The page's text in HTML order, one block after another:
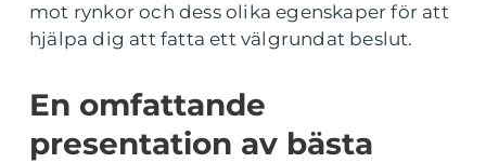
mot rynkor och dess olika egenskaper för att
hjälpa dig att fatta ett välgrundat beslut.
En omfattande
presentation av bästa